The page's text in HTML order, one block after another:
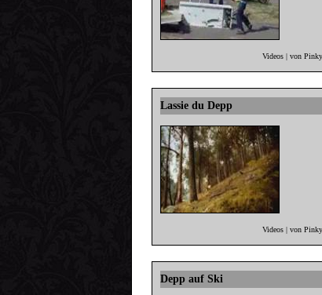
Videos | von
Lassie du Depp
Videos | von
Depp auf Ski